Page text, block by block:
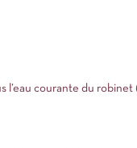
l’eau courante du